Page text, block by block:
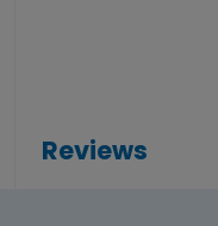
Reviews